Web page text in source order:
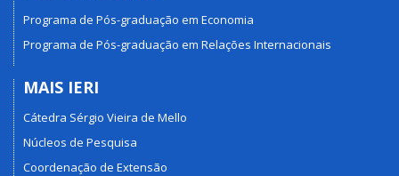
Programa de Pós-graduação em Economia
Programa de Pós-graduação em Relações Internacionais
MAIS IERI
Cátedra Sérgio Vieira de Mello
Núcleos de Pesquisa
Coordenação de Extensão